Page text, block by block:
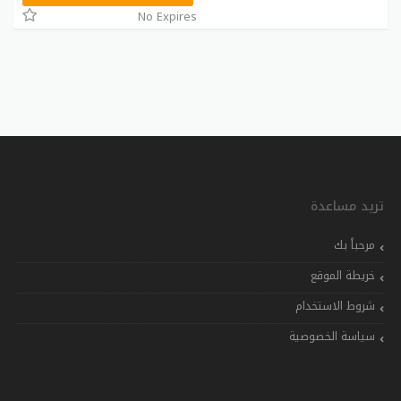
No Expires
تريد مساعدة
مرحباً بك
خريطة الموقع
شروط الاستخدام
سياسة الخصوصية